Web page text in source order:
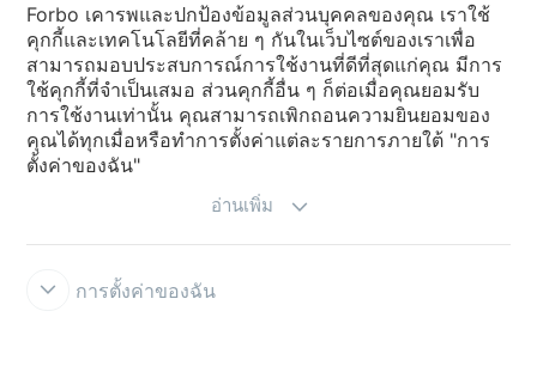
เลือกประเทศ
เลือกประเทศ
Forbo เคารพและปกป้องข้อมูลส่วนบุคคลของคุณ เราใช้
คุกกี้และเทคโนโลยีที่คล้าย ๆ กันในเว็บไซต์ของเราเพื่อ
สามารถมอบประสบการณ์การใช้งานที่ดีที่สุดแก่คุณ มีการ
ใช้คุกกี้ที่จำเป็นเสมอ ส่วนคุกกี้อื่น ๆ ก็ต่อเมื่อคุณยอมรับ
การใช้งานเท่านั้น คุณสามารถเพิกถอนความยินยอมของ
คุณได้ทุกเมื่อหรือทำการตั้งค่าแต่ละรายการภายใต้ "การ
ตั้งค่าของฉัน"
อ่านเพิ่ม
การตั้งค่าของฉัน